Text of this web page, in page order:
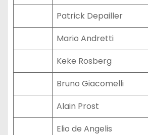
Patrick Depailler
Mario Andretti
Keke Rosberg
Bruno Giacomelli
Alain Prost
Elio de Angelis